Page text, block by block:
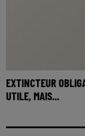
EXTINCTEUR
UTILE, MAIS...